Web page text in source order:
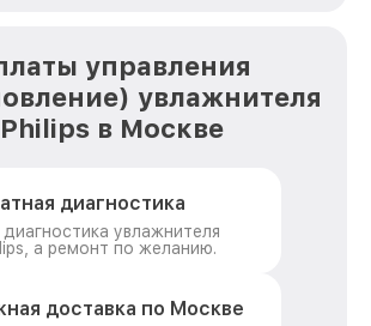
управления
увлажнителя
в Москве
диагностика
диагностика увлажнителя
а ремонт по желанию.
доставка по Москве